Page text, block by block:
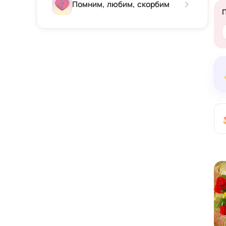
Помним, любим, скорбим